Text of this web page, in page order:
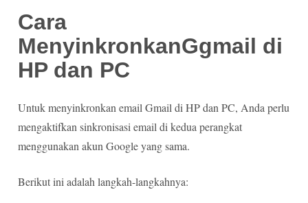
Cara
MenyinkronkanGgmail di
HP dan PC
Untuk menyinkronkan email Gmail di HP dan PC, Anda perlu
mengaktifkan sinkronisasi email di kedua perangkat
menggunakan akun Google yang sama.
Berikut ini adalah langkah-langkahnya: